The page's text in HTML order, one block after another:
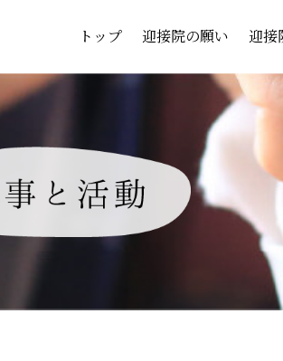
トップ 迎接院の願い 迎接